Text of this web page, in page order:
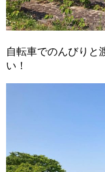
自転車でのんびりと
い！